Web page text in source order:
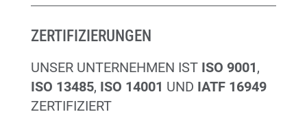
ZERTIFIZIERUNGEN
UNSER UNTERNEHMEN IST ISO 9001,
ISO 13485, ISO 14001 UND IATF 16949
ZERTIFIZIERT